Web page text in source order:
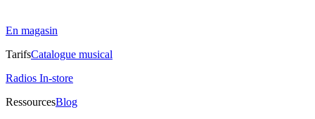
En magasin
TarifsCatalogue musical
Radios In-store
RessourcesBlog